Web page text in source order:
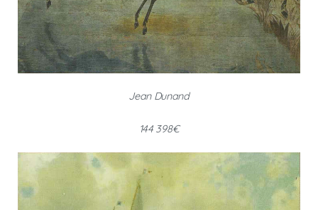
Jean Dunand
144 398€